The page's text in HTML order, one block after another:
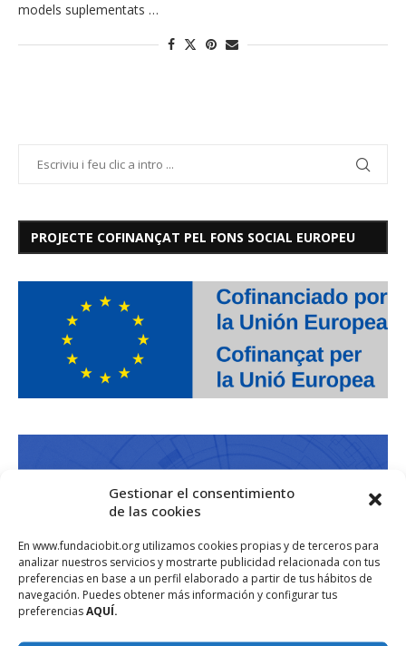
Gestionar el consentimiento
de las cookies
En www.fundaciobit.org utilizamos cookies propias y de terceros para
analizar nuestros servicios y mostrarte publicidad relacionada con tus
preferencias en base a un perfil elaborado a partir de tus hábitos de
navegación. Puedes obtener más información y configurar tus
preferenciasAQUÍ.
models suplementats …
PROJECTE COFINANÇAT PEL FONS SOCIAL EUROPEU